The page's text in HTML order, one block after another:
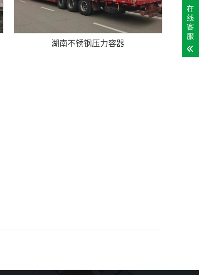
湖南不锈钢压力容器
在
线
客
服